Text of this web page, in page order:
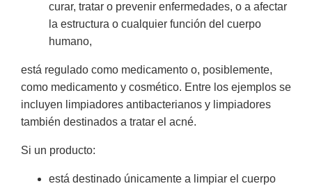
curar, tratar o prevenir enfermedades, o a afectar
la estructura o cualquier función del cuerpo
humano,
está regulado como medicamento o, posiblemente,
como medicamento y cosmético. Entre los ejemplos se
incluyen limpiadores antibacterianos y limpiadores
también destinados a tratar el acné.
Si un producto:
está destinado únicamente a limpiar el cuerpo